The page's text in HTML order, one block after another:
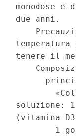
monodose
due anni.
tenere il
soluzione:
(vitamina
1